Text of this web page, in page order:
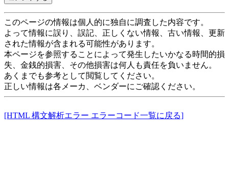
このページの情報は個人的に独自に調査した内容です。
よって情報に誤り、誤記、正しくない情報、古い情報、更新
された情報が含まれる可能性があります。
本ページを参照することによって発生したいかなる時間的損
失、金銭的損害、その他損害は何人も責任を負いません。
あくまでも参考として閲覧してください。
正しい情報は各メーカ、ベンダーにご確認ください。
[HTML 構文解析エラー エラーコード一覧に戻る]